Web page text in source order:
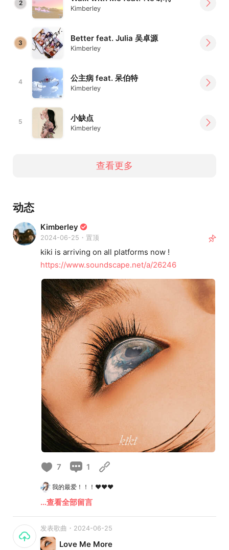
2
Kimberley
3 Better feat. Julia 吴卓源
Kimberley
4 公主病 feat. 呆伯特
Kimberley
5 小缺点
Kimberley
查看更多
动态
Kimberley
2024-06-25・置顶
kiki is arriving on all platforms now !
https://www.soundscape.net/a/26246
7 1
我的最爱！！！❤️❤️❤️
…查看全部留言
发表歌曲・2024-06-25
Love Me More